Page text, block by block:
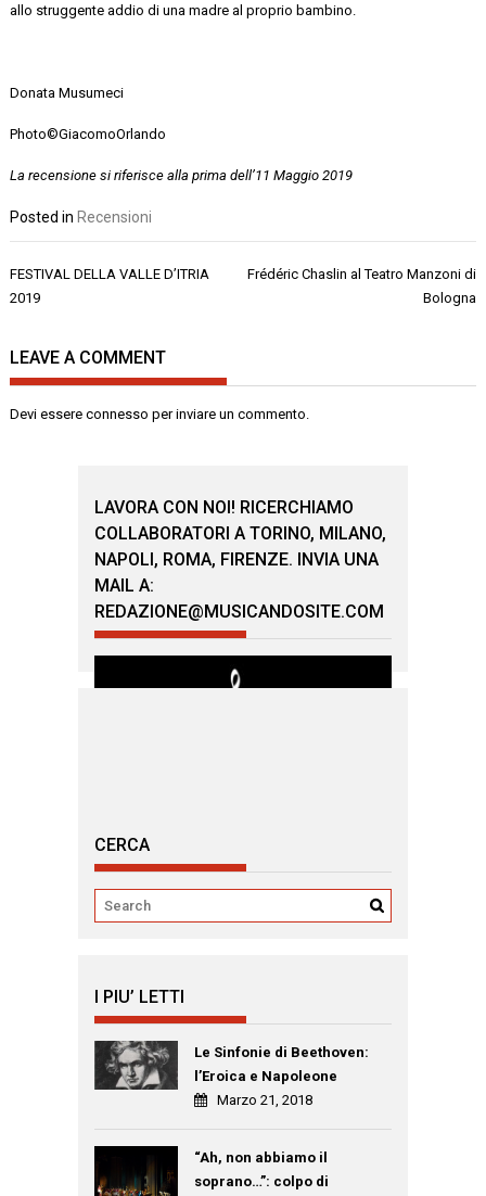
allo struggente addio di una madre al proprio bambino.
Donata Musumeci
Photo©GiacomoOrlando
La recensione si riferisce alla prima dell’11 Maggio 2019
Posted in Recensioni
Navigazione
articoli
FESTIVAL DELLA VALLE D’ITRIA
2019
Frédéric Chaslin al Teatro Manzoni di
Bologna
LEAVE A COMMENT
Devi essereconnesso per inviare un commento.
LAVORA CON NOI! RICERCHIAMO
COLLABORATORI A TORINO, MILANO,
NAPOLI, ROMA, FIRENZE. INVIA UNA
MAIL A:
REDAZIONE@MUSICANDOSITE.COM
CERCA
I PIU’ LETTI
Le Sinfonie di Beethoven:
l’Eroica e Napoleone
Marzo 21, 2018
“Ah, non abbiamo il
soprano…”: colpo di